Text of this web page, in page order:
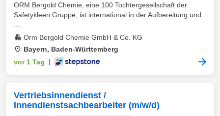
ORM Bergold Chemie, eine 100 Tochtergesellschaft der
Safetykleen Gruppe, ist international in der Aufbereitung und
Orm Bergold Chemie GmbH & Co. KG
Bayern, Baden-Württemberg
vor 1 Tag
Vertriebsinnendienst /
Innendienstsachbearbeiter (m/w/d)